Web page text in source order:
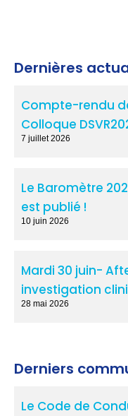
Dernières
Compte-rendu
Colloque
7 juillet 2026
Le Baromètre
est publié !
10 juin 2026
Mardi 30 juin-
investigation
28 mai 2026
Derniers
Le Code de